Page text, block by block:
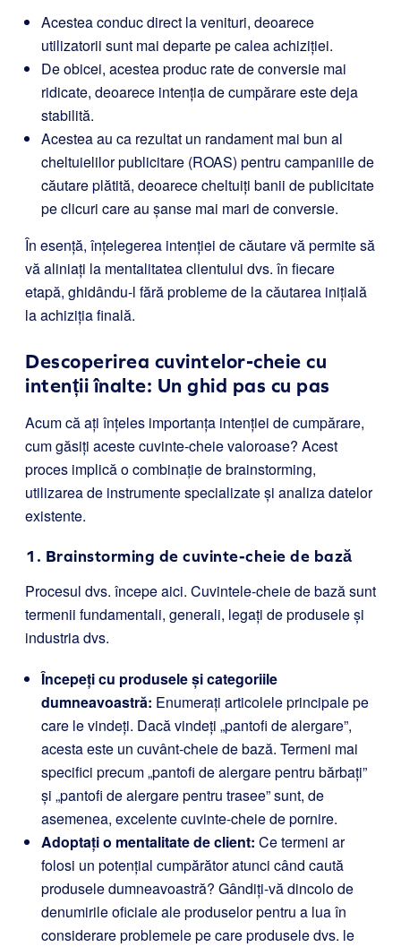
Acestea conduc direct la venituri, deoarece
utilizatorii sunt mai departe pe calea achiziției.
De obicei, acestea produc rate de conversie mai
ridicate, deoarece intenția de cumpărare este deja
stabilită.
Acestea au ca rezultat un randament mai bun al
cheltuielilor publicitare (ROAS) pentru campaniile de
căutare plătită, deoarece cheltuiți banii de publicitate
pe clicuri care au șanse mai mari de conversie.
În esență, înțelegerea intenției de căutare vă permite să
vă aliniați la mentalitatea clientului dvs. în fiecare
etapă, ghidându-l fără probleme de la căutarea inițială
la achiziția finală.
Descoperirea cuvintelor-cheie cu
intenții înalte: Un ghid pas cu pas
Acum că ați înțeles importanța intenției de cumpărare,
cum găsiți aceste cuvinte-cheie valoroase? Acest
proces implică o combinație de brainstorming,
utilizarea de instrumente specializate și analiza datelor
existente.
1. Brainstorming de cuvinte-cheie de bază
Procesul dvs. începe aici. Cuvintele-cheie de bază sunt
termenii fundamentali, generali, legați de produsele și
industria dvs.
Începeți cu produsele și categoriile
dumneavoastră: Enumerați articolele principale pe
care le vindeți. Dacă vindeți „pantofi de alergare”,
acesta este un cuvânt-cheie de bază. Termeni mai
specifici precum „pantofi de alergare pentru bărbați”
și „pantofi de alergare pentru trasee” sunt, de
asemenea, excelente cuvinte-cheie de pornire.
Adoptați o mentalitate de client: Ce termeni ar
folosi un potențial cumpărător atunci când caută
produsele dumneavoastră? Gândiți-vă dincolo de
denumirile oficiale ale produselor pentru a lua în
considerare problemele pe care produsele dvs. le